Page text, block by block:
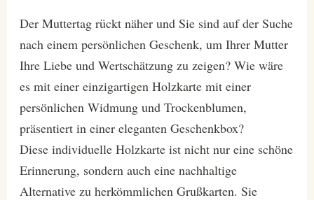
Der Muttertag rückt näher und Sie sind auf der Suche
nach einem persönlichen Geschenk, um Ihrer Mutter
Ihre Liebe und Wertschätzung zu zeigen? Wie wäre
es mit einer einzigartigen Holzkarte mit einer
persönlichen Widmung und Trockenblumen,
präsentiert in einer eleganten Geschenkbox?
Diese individuelle Holzkarte ist nicht nur eine schöne
Erinnerung, sondern auch eine nachhaltige
Alternative zu herkömmlichen Grußkarten. Sie